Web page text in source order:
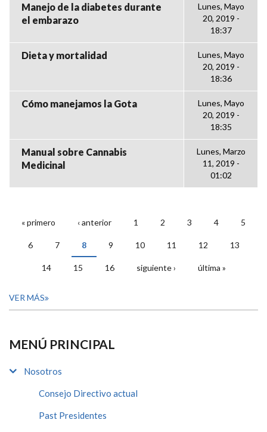
Manejo de la diabetes durante
el embarazo
Lunes, Mayo
20, 2019 -
18:37
Dieta y mortalidad
Lunes, Mayo
20, 2019 -
18:36
Cómo manejamos la Gota
Lunes, Mayo
20, 2019 -
18:35
Manual sobre Cannabis
Medicinal
Lunes, Marzo
11, 2019 -
01:02
PÁGINAS
« primero ‹ anterior 1 2 3 4 5
6 7 8 9 10 11 12 13
14 15 16 siguiente › última »
VER MÁS
MENÚ PRINCIPAL
Nosotros
Consejo Directivo actual
Past Presidentes